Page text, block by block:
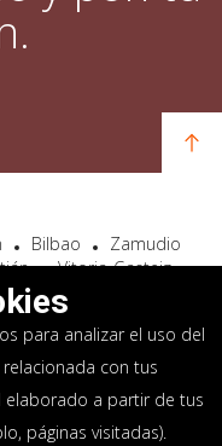
Bilbao
Zamudio
Vitoria-Gasteiz
Bidart
para analizar el uso del
con tus
elaborado a partir de tus
páginas visitadas).